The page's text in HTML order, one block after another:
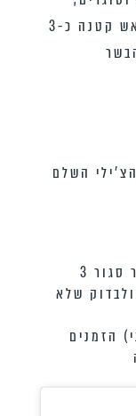
מביאים לרתיחה ומבשלים על אש קטנה כ-3
השלם
*אפשר גם לבשל בתנור עם סיר סגור 3
מעלות ולבדוק שלא
הזמנים